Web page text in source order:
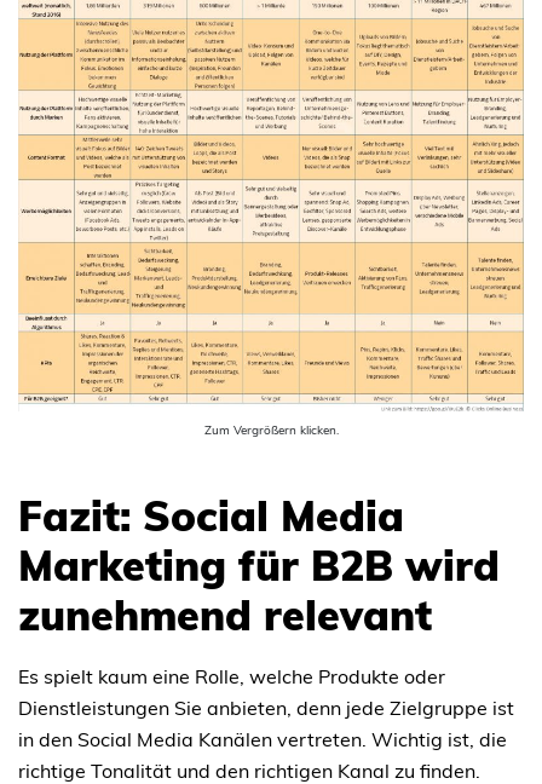
Zum Vergrößern klicken.
Fazit: Social Media
Marketing für B2B wird
zunehmend relevant
Es spielt kaum eine Rolle, welche Produkte oder
Dienstleistungen Sie anbieten, denn jede Zielgruppe ist
in den Social Media Kanälen vertreten. Wichtig ist, die
richtige Tonalität und den richtigen Kanal zu finden.